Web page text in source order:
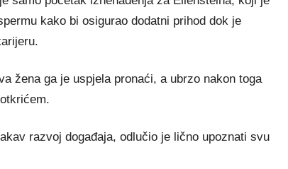
kako bi osigurao dodatni prihod dok je
žena ga je uspjela pronaći, a ubrzo nakon toga
razvoj događaja, odlučio je lično upoznati svu